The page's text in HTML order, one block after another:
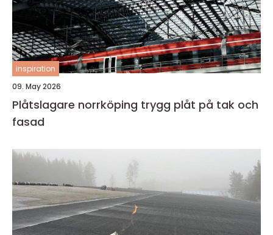
inspiration
09. May 2026
Plåtslagare norrköping trygg plåt på tak och
fasad